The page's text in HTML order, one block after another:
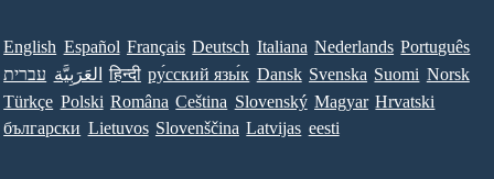
English Español Français Deutsch Italiana Nederlands Português
עברית العَرَبِيَّة हिन्दी ру́сский язы́к Dansk Svenska Suomi Norsk
Türkçe Polski Româna Ceština Slovenský Magyar Hrvatski
български Lietuvos Slovenščina Latvijas eesti